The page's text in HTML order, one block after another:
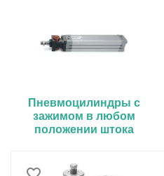
Пневмоцилиндры с
зажимом в любом
положении штока